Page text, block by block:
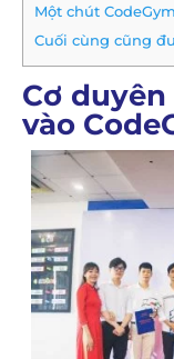
Một chút
Cuối cùng cũng
Cơ
vào